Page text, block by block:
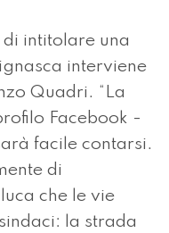
intitolare una
interviene
Quadri. “La
Facebook -
facile contarsi.
di
che le vie
la strada